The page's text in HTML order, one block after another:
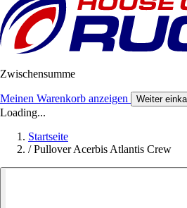
Zwischensumme
Meinen Warenkorb anzeigen Weiter
Loading...
Startseite
/ Pullover Acerbis Atlantis Crew